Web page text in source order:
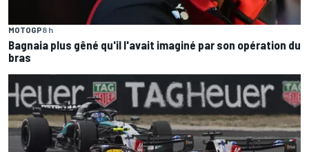
MOTOGP8 h
Bagnaia plus gêné qu'il l'avait imaginé par son opération du
bras